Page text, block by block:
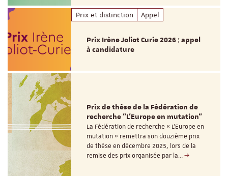
Prix et distinction Appel
Prix Irène Joliot Curie 2026 : appel
à candidature
Prix de thèse de la Fédération de
recherche "L’Europe en mutation"
La Fédération de recherche « L’Europe en
mutation » remettra son douzième prix
de thèse en décembre 2025, lors de la
remise des prix organisée par la…